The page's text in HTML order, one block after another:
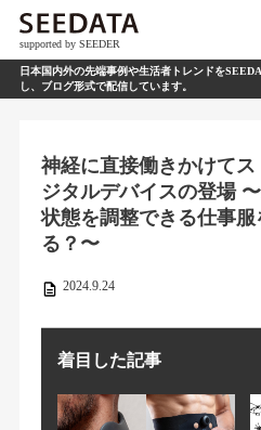
supported by SEEDER
日本国内外の先端事例や生活者トレンドを
し、ブログ形式で配信しています。
神経に直接働きかけて
ジタルデバイスの登場
状態を調整できる仕事
る？〜
2024.9.24
着目した記事